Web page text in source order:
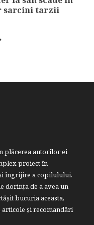
sarcini tarzii
plăcerea autorilor ei
proiect în
îngrijire a copilulului.
dorinţa de a avea un
bucuria aceasta,
şi recomandări